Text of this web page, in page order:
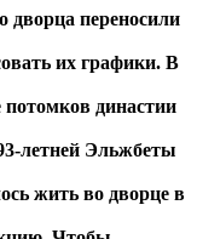
дворца переносили
их графики. В
династии
летней Эльжбеты
жить во дворце в